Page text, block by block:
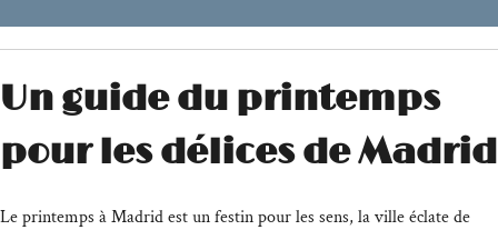
Un guide du printemps
pour les délices de Madrid
Le printemps à Madrid est un festin pour les sens, la ville éclate de